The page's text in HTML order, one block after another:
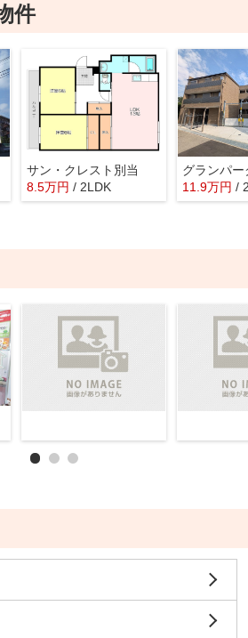
件
サン・クレスト別当
8.5万円 / 2LDK 11.9万円 /